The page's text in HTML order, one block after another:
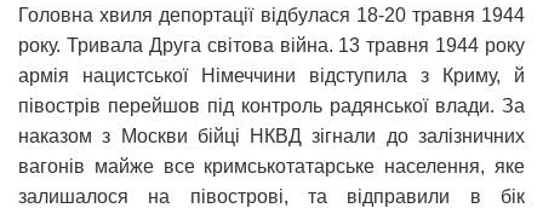
Головна хвиля депортації відбулася 18-20 травня 1944
року. Тривала Друга світова війна. 13 травня 1944 року
армія нацистської Німеччини відступила з Криму, й
півострів перейшов під контроль радянської влади. За
наказом з Москви бійці НКВД зігнали до залізничних
вагонів майже все кримськотатарське населення, яке
залишалося на півострові, та відправили в бік